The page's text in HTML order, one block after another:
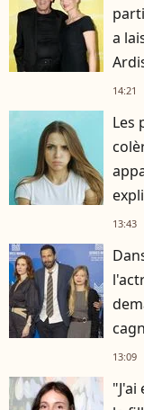
a
14:21
Les
13:43
13:09
"J'ai